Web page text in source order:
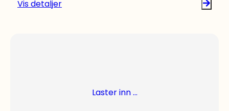
utvalg.
Vis detaljer
Laster inn ...